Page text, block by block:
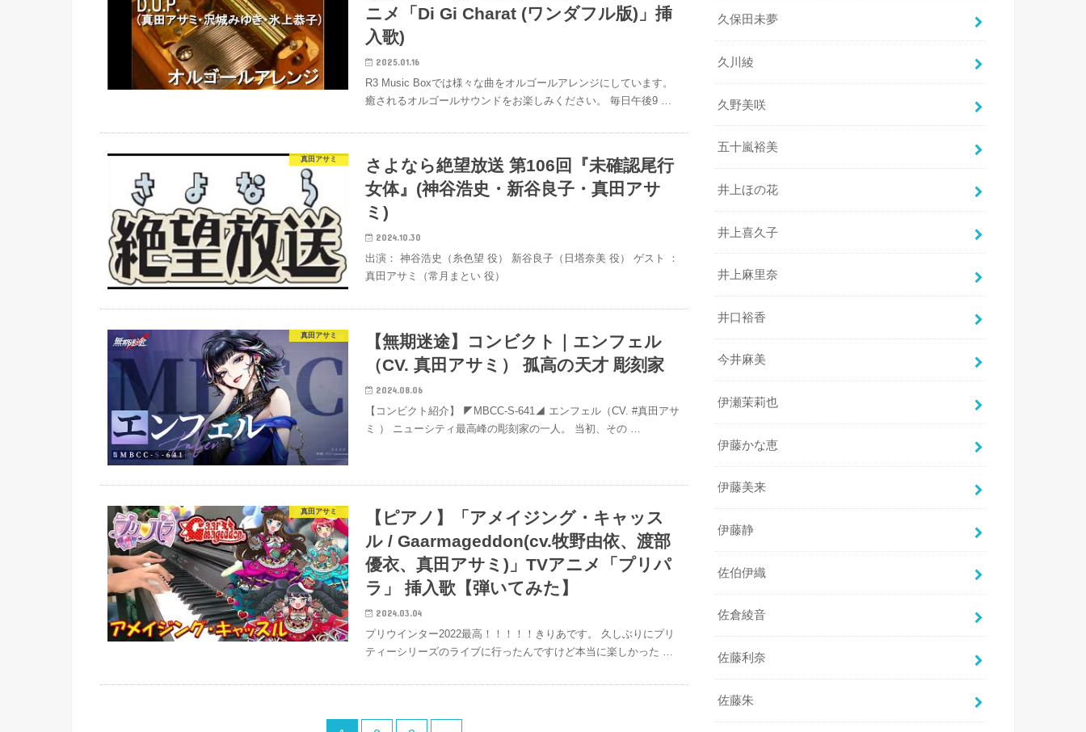
ニメ「Di Gi Charat (ワンダフル版)」挿
入歌)
2025.01.16
R3 Music Boxでは様々な曲をオルゴールアレンジにしています。
癒されるオルゴールサウンドをお楽しみください。 毎日午後9 …
真田アサミ
さよなら絶望放送 第106回『未確認尾行
女体』(神谷浩史・新谷良子・真田アサ
ミ)
2024.10.30
出演： 神谷浩史（糸色望 役） 新谷良子（日塔奈美 役） ゲスト ：
真田アサミ（常月まとい 役）
真田アサミ
【無期迷途】コンビクト｜エンフェル
（CV. 真田アサミ） 孤高の天才 彫刻家
2024.08.06
【コンビクト紹介】 ◤MBCC-S-641◢ エンフェル（CV. #真田アサ
ミ ） ニューシティ最高峰の彫刻家の一人。 当初、その …
真田アサミ
【ピアノ】「アメイジング・キャッス
ル / Gaarmageddon(cv.牧野由依、渡部
優衣、真田アサミ)」TVアニメ「プリパ
ラ」 挿入歌【弾いてみた】
2024.03.04
プリウインター2022最高！！！！！きりあです。 久しぶりにプリ
ティーシリーズのライブに行ったんですけど本当に楽しかった …
久保田未夢
久川綾
久野美咲
五十嵐裕美
井上ほの花
井上喜久子
井上麻里奈
井口裕香
今井麻美
伊瀬茉莉也
伊藤かな恵
伊藤美来
伊藤静
佐伯伊織
佐倉綾音
佐藤利奈
佐藤朱